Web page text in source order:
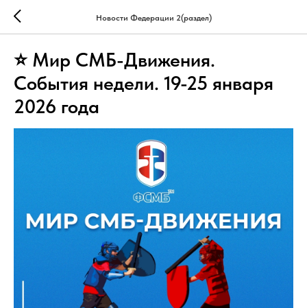
Новости Федерации 2(раздел)
⭐ Мир СМБ-Движения.
События недели. 19-25 января
2026 года